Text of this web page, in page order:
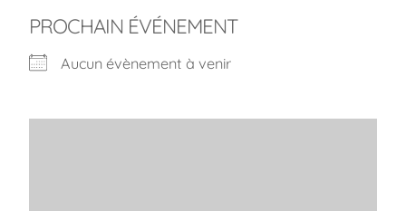
PROCHAIN ÉVÉNEMENT
Aucun évènement à venir